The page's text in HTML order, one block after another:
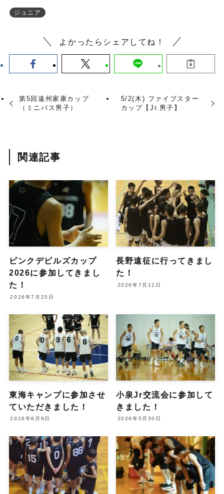
ジュニア
よかったらシェアしてね！
第5回遠州家康カップ
（ミニバス男子）
5/2(木) ファイブスター
カップ【Jr.男子】
関連記事
ピンクデビルズカップ
2026に参加してきまし
た！
2026年7月25日
長野遠征に行ってきまし
た！
2026年7月12日
東海キャンプに参加させ
ていただきました！
2026年6月6日
小泉Jr交流会に参加して
きました！
2026年5月30日